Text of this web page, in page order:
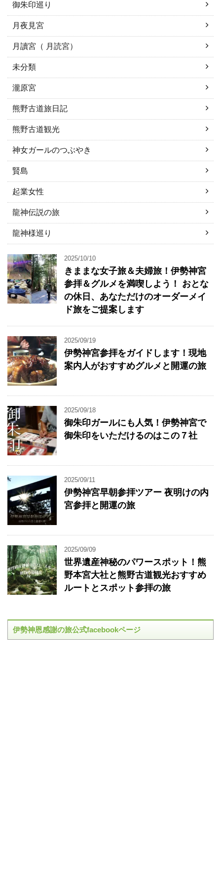
御朱印巡り
月夜見宮
月讀宮（ 月読宮）
未分類
瀧原宮
熊野古道旅日記
熊野古道観光
神女ガールのつぶやき
賢島
起業女性
龍神伝説の旅
龍神様巡り
2025/10/10
きままな女子旅＆夫婦旅！伊勢神宮
参拝＆グルメを満喫しよう！ おとな
の休日、あなただけのオーダーメイ
ド旅をご提案します
2025/09/19
伊勢神宮参拝をガイドします！現地
案内人がおすすめグルメと開運の旅
2025/09/18
御朱印ガールにも人気！伊勢神宮で
御朱印をいただけるのはこの７社
2025/09/11
伊勢神宮早朝参拝ツアー 夜明けの内
宮参拝と開運の旅
2025/09/09
世界遺産神秘のパワースポット！熊
野本宮大社と熊野古道観光おすすめ
ルートとスポット参拝の旅
伊勢神恩感謝の旅公式facebookページ